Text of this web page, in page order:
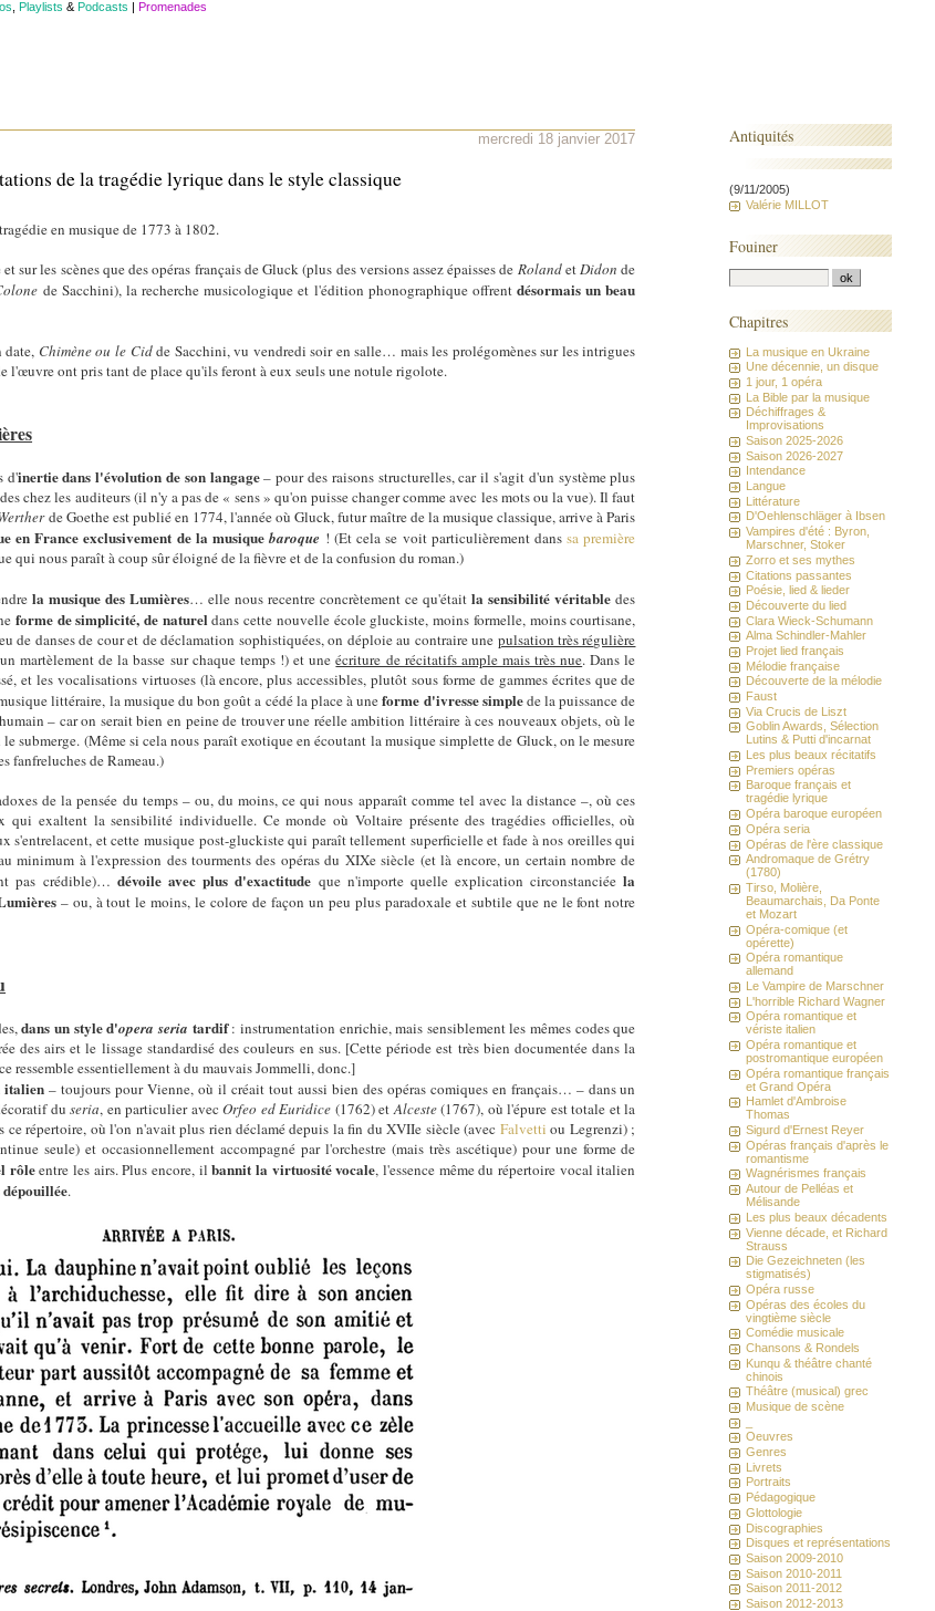
Playlists & Podcasts | Promenades
mercredi 18 janvier 2017
de la tragédie lyrique dans le style classique
en musique de 1773 à 1802.
les scènes que des opéras français de Gluck (plus des versions assez épaisses de RolandetDidon de
de Sacchini), la recherche musicologique et l'édition phonographique offrentdésormais un beau
Chimène ou le Cidde Sacchini, vu vendredi soir en salle… mais les prolégomènes sur les intrigues
l'œuvre ont pris tant de place qu'ils feront à eux seuls une notule rigolote.
d'inertie dans l'évolution de son langage– pour des raisons structurelles, car il s'agit d'un système plus
chez les auditeurs (il n'y a pas de « sens » qu'on puisse changer comme avec les mots ou la vue). Il faut
de Goethe est publié en 1774, l'année où Gluck, futur maître de la musique classique, arrive à Paris
en France exclusivement de la musiquebaroque ! (Et cela se voit particulièrement danssa première
qui nous paraît à coup sûr éloigné de la fièvre et de la confusion du roman.)
la musique des Lumières… elle nous recentre concrètement ce qu'étaitla sensibilité véritable des
forme de simplicité, de natureldans cette nouvelle école gluckiste, moins formelle, moins courtisane,
de danses de cour et de déclamation sophistiquées, on déploie au contraire une pulsation très régulière
martèlement de la basse sur chaque temps !) et uneécriture de récitatifs ample mais très nue. Dans le
et les vocalisations virtuoses (là encore, plus accessibles, plutôt sous forme de gammes écrites que de
littéraire, la musique du bon goût a cédé la place à uneforme d'ivresse simplede la puissance de
– car on serait bien en peine de trouver une réelle ambition littéraire à ces nouveaux objets, où le
submerge. (Même si cela nous paraît exotique en écoutant la musique simplette de Gluck, on le mesure
fanfreluches de Rameau.)
de la pensée du temps – ou, du moins, ce qui nous apparaît comme tel avec la distance –, où ces
qui exaltent la sensibilité individuelle. Ce monde où Voltaire présente des tragédies officielles, où
s'entrelacent, et cette musique post-gluckiste qui paraît tellement superficielle et fade à nos oreilles qui
minimum à l'expression des tourments des opéras du XIXe siècle (et là encore, un certain nombre de
pas crédible)… dévoile avec plus d'exactitude que n'importe quelle explication circonstanciéela
– ou, à tout le moins, le colore de façon un peu plus paradoxale et subtile que ne le font notre
dans un style d'opera seria tardif: instrumentation enrichie, mais sensiblement les mêmes codes que
des airs et le lissage standardisé des couleurs en sus. [Cette période est très bien documentée dans la
ressemble essentiellement à du mauvais Jommelli, donc.]
italien– toujours pour Vienne, où il créait tout aussi bien des opéras comiques en français… – dans un
duseria, en particulier avecOrfeo ed Euridice (1762) etAlceste(1767), où l'épure est totale et la
ce répertoire, où l'on n'avait plus rien déclamé depuis la fin du XVIIe siècle (avec Falvetti ou Legrenzi) ;
seule) et occasionnellement accompagné par l'orchestre (mais très ascétique) pour une forme de
rôleentre les airs. Plus encore, ilbannit la virtuosité vocale, l'essence même du répertoire vocal italien
.
Antiquités
(9/11/2005)
Valérie MILLOT
Fouiner
Chapitres
La musique en Ukraine
Une décennie, un disque
1 jour, 1 opéra
La Bible par la musique
Déchiffrages &
Improvisations
Saison 2025-2026
Saison 2026-2027
Intendance
Langue
Littérature
D'Oehlenschläger à Ibsen
Vampires d'été : Byron,
Marschner, Stoker
Zorro et ses mythes
Citations passantes
Poésie, lied & lieder
Découverte du lied
Clara Wieck-Schumann
Alma Schindler-Mahler
Projet lied français
Mélodie française
Découverte de la mélodie
Faust
Via Crucis de Liszt
Goblin Awards, Sélection
Lutins & Putti d'incarnat
Les plus beaux récitatifs
Premiers opéras
Baroque français et
tragédie lyrique
Opéra baroque européen
Opéra seria
Opéras de l'ère classique
Andromaque de Grétry
(1780)
Tirso, Molière,
Beaumarchais, Da Ponte
et Mozart
Opéra-comique (et
opérette)
Opéra romantique
allemand
Le Vampire de Marschner
L'horrible Richard Wagner
Opéra romantique et
vériste italien
Opéra romantique et
postromantique européen
Opéra romantique français
et Grand Opéra
Hamlet d'Ambroise
Thomas
Sigurd d'Ernest Reyer
Opéras français d'après le
romantisme
Wagnérismes français
Autour de Pelléas et
Mélisande
Les plus beaux décadents
Vienne décade, et Richard
Strauss
Die Gezeichneten (les
stigmatisés)
Opéra russe
Opéras des écoles du
vingtième siècle
Comédie musicale
Chansons & Rondels
Kunqu & théâtre chanté
chinois
Théâtre (musical) grec
Musique de scène
Oeuvres
Genres
Livrets
Portraits
Pédagogique
Glottologie
Discographies
Disques et représentations
Saison 2009-2010
Saison 2010-2011
Saison 2011-2012
Saison 2012-2013